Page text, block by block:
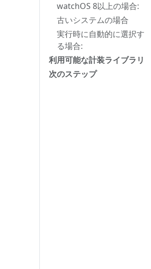
watchOS 8以上の場合:
古いシステムの場合
実行時に自動的に選択す
る場合:
利用可能な計装ライブラリ
次のステップ